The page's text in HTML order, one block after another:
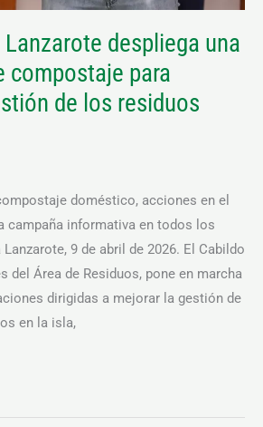
Lanzarote despliega una
compostaje para
de los residuos
doméstico, acciones en el
campaña informativa en todos los
9 de abril de 2026. El Cabildo
del Área de Residuos, pone en marcha
dirigidas a mejorar la gestión de
en la isla,